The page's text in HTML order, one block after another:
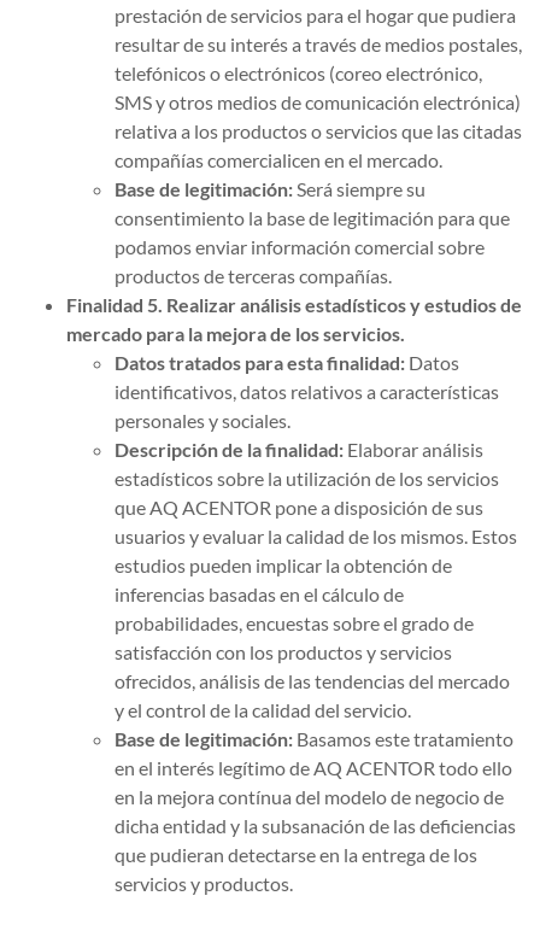
prestación de servicios para el hogar que pudiera
resultar de su interés a través de medios postales,
telefónicos o electrónicos (coreo electrónico,
SMS y otros medios de comunicación electrónica)
relativa a los productos o servicios que las citadas
compañías comercialicen en el mercado.
Base de legitimación:Será siempre su
consentimiento la base de legitimación para que
podamos enviar información comercial sobre
productos de terceras compañías.
Finalidad 5. Realizar análisis estadísticos y estudios de
mercado para la mejora de los servicios.
Datos tratados para esta finalidad: Datos
identificativos, datos relativos a características
personales y sociales.
Descripción de la finalidad: Elaborar análisis
estadísticos sobre la utilización de los servicios
que AQ ACENTOR pone a disposición de sus
usuarios y evaluar la calidad de los mismos. Estos
estudios pueden implicar la obtención de
inferencias basadas en el cálculo de
probabilidades, encuestas sobre el grado de
satisfacción con los productos y servicios
ofrecidos, análisis de las tendencias del mercado
y el control de la calidad del servicio.
Base de legitimación: Basamos este tratamiento
en el interés legítimo de AQ ACENTOR todo ello
en la mejora contínua del modelo de negocio de
dicha entidad y la subsanación de las deficiencias
que pudieran detectarse en la entrega de los
servicios y productos.